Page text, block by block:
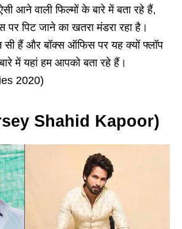
आने वाली फिल्मों के बारे में बता रहे हैं,
पिट जाने का खतरा मंडरा रहा है।
सी हैं और बॉक्स ऑफिस पर यह क्यों फ्लॉप
में यहां हम आपको बता रहे हैं।
2020)
Shahid Kapoor)